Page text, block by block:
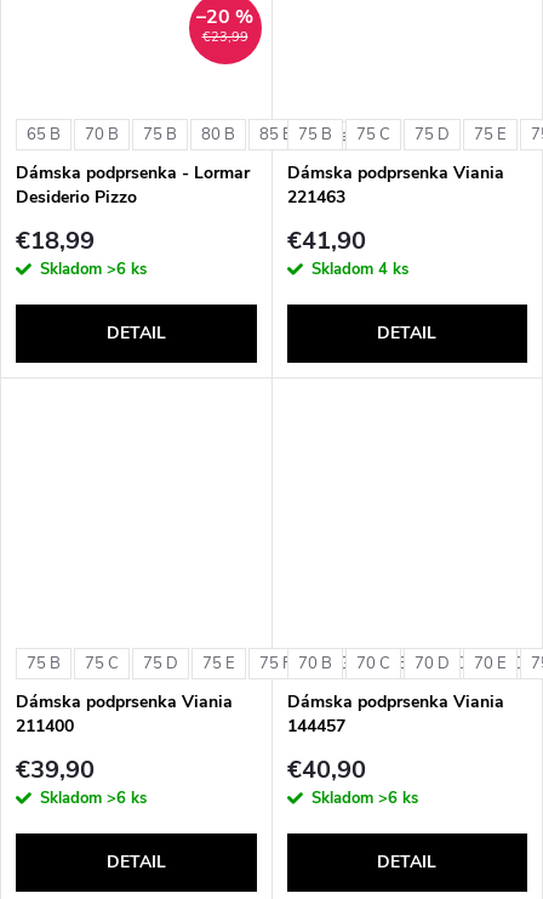
€23,99
–20 %
65 B 70 B 75 B 80 B 85 B + ďalšie
Dámska podprsenka - Lormar
Desiderio Pizzo
€18,99
Skladom >6 ks
DETAIL
75 B 75 C 75 D 75 E
Dámska podprsenka Viania
221463
€41,90
Skladom 4 ks
DETAIL
75 B 75 C 75 D 75 E 75 F 75 G 80 B 80 C 80 D
Dámska podprsenka Viania
211400
€39,90
Skladom >6 ks
DETAIL
70 B 70 C 70 D 70 E
Dámska podprsenka Viania
144457
€40,90
Skladom >6 ks
DETAIL